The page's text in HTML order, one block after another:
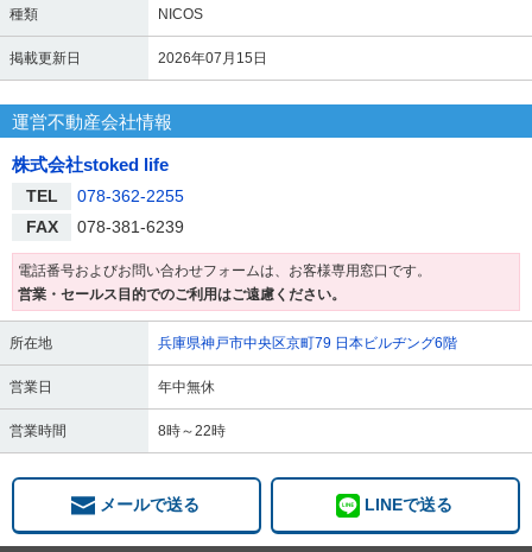
種類
NICOS
掲載更新日 2026年07月15日
運営不動産会社情報
株式会社stoked life
TEL
078-362-2255
FAX
078-381-6239
電話番号およびお問い合わせフォームは、お客様専用窓口です。
営業・セールス目的でのご利用はご遠慮ください。
所在地 兵庫県神戸市中央区京町79 日本ビルヂング6階
営業日 年中無休
営業時間 8時～22時
メールで送る LINEで送る